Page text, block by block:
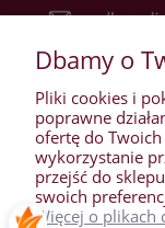
Dbamy o
Pliki cookies i
poprawne
ofertę do
wykorzystanie
przejść do
swoich
Więcej o plikach